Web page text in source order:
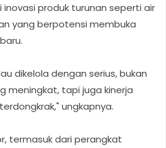
inovasi produk turunan seperti air
yang berpotensi membuka
dikelola dengan serius, bukan
meningkat, tapi juga kinerja
ungkapnya.
termasuk dari perangkat